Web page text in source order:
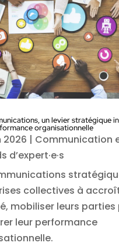
un levier stratégique
organisationnelle
2026 | Communication
d’expert·e·s
collectives à
mobiliser leurs
leur performance